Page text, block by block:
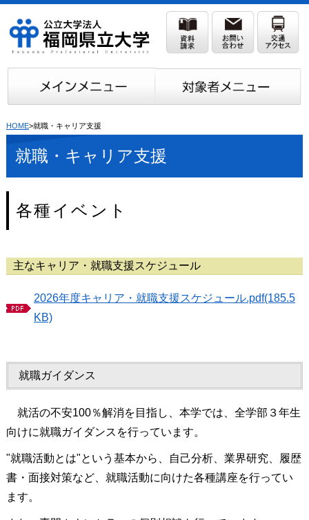
HOME>就職・キャリア支援
就職・キャリア支援
各種イベント
主なキャリア・就職支援スケジュール
2026年度キャリア・就職支援スケジュール.pdf(185.5
KB)
就職ガイダンス
就活の不安100％解消を目指し、本学では、全学部３年生
向けに就職ガイダンスを行っています。
"就職活動とは"という基本から、自己分析、業界研究、履歴
書・面接対策など、就職活動に向けた各種講座を行ってい
ます。